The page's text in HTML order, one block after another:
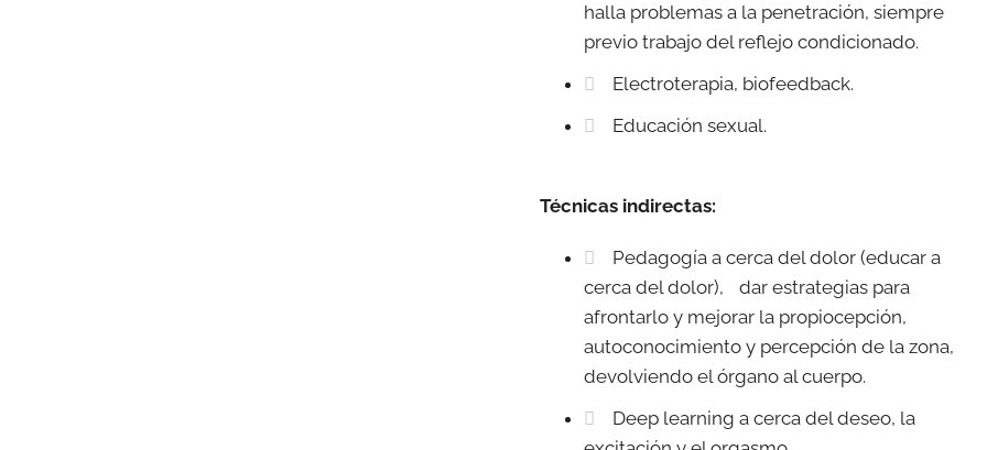
halla problemas a la penetración, siempre
previo trabajo del reflejo condicionado.
Electroterapia, biofeedback.
Educación sexual.
Técnicas indirectas:
Pedagogía a cerca del dolor (educar a
cerca del dolor), dar estrategias para
afrontarlo y mejorar la propiocepción,
autoconocimiento y percepción de la zona,
devolviendo el órgano al cuerpo.
Deep learning a cerca del deseo, la